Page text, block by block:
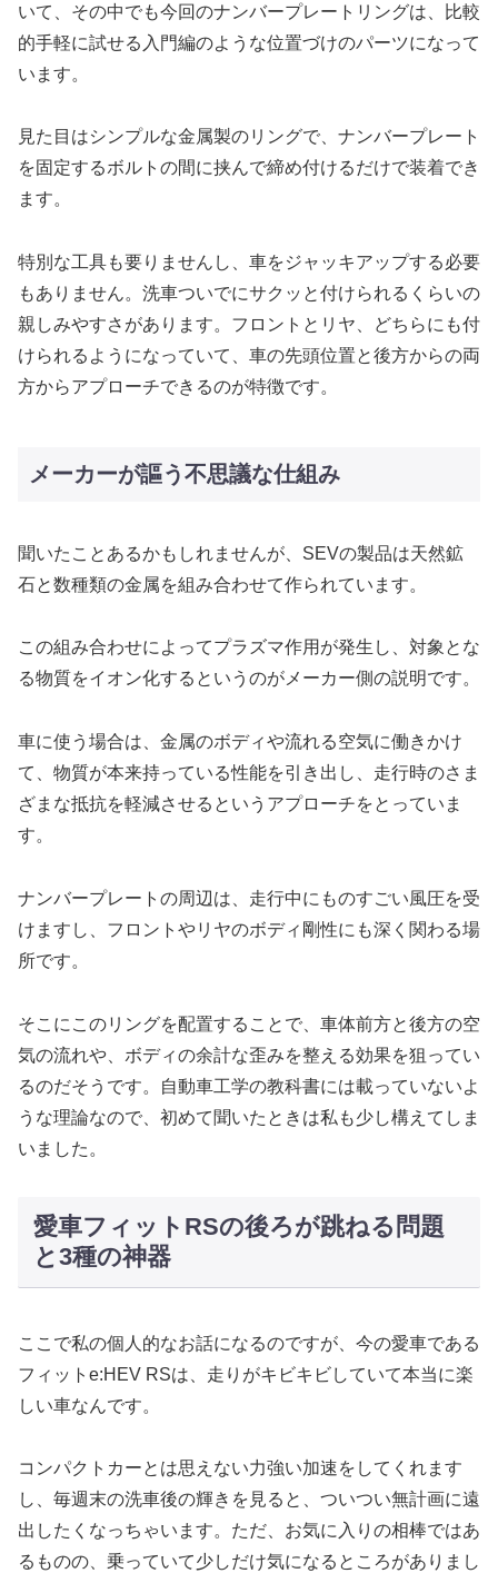
いて、その中でも今回のナンバープレートリングは、比較
的手軽に試せる入門編のような位置づけのパーツになって
います。
見た目はシンプルな金属製のリングで、ナンバープレート
を固定するボルトの間に挟んで締め付けるだけで装着でき
ます。
特別な工具も要りませんし、車をジャッキアップする必要
もありません。洗車ついでにサクッと付けられるくらいの
親しみやすさがあります。フロントとリヤ、どちらにも付
けられるようになっていて、車の先頭位置と後方からの両
方からアプローチできるのが特徴です。
メーカーが謳う不思議な仕組み
聞いたことあるかもしれませんが、SEVの製品は天然鉱
石と数種類の金属を組み合わせて作られています。
この組み合わせによってプラズマ作用が発生し、対象とな
る物質をイオン化するというのがメーカー側の説明です。
車に使う場合は、金属のボディや流れる空気に働きかけ
て、物質が本来持っている性能を引き出し、走行時のさま
ざまな抵抗を軽減させるというアプローチをとっていま
す。
ナンバープレートの周辺は、走行中にものすごい風圧を受
けますし、フロントやリヤのボディ剛性にも深く関わる場
所です。
そこにこのリングを配置することで、車体前方と後方の空
気の流れや、ボディの余計な歪みを整える効果を狙ってい
るのだそうです。自動車工学の教科書には載っていないよ
うな理論なので、初めて聞いたときは私も少し構えてしま
いました。
愛車フィットRSの後ろが跳ねる問題
と3種の神器
ここで私の個人的なお話になるのですが、今の愛車である
フィットe:HEV RSは、走りがキビキビしていて本当に楽
しい車なんです。
コンパクトカーとは思えない力強い加速をしてくれます
し、毎週末の洗車後の輝きを見ると、ついつい無計画に遠
出したくなっちゃいます。ただ、お気に入りの相棒ではあ
るものの、乗っていて少しだけ気になるところがありまし